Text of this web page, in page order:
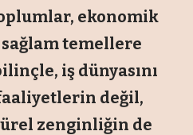
ekonomik
sağlam temellere
iş dünyasını
değil,
zenginliğin de